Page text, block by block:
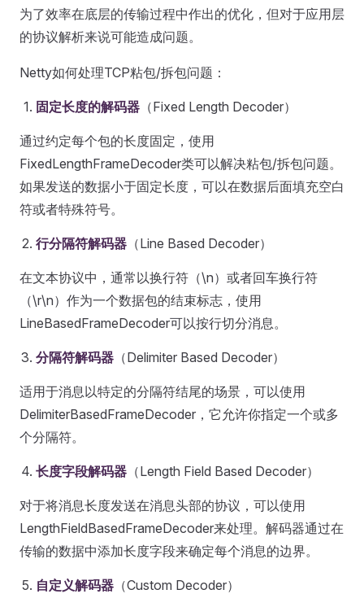
为了效率在底层的传输过程中作出的优化，但对于应用层
的协议解析来说可能造成问题。
Netty如何处理TCP粘包/拆包问题：
固定长度的解码器 （Fixed Length Decoder）
通过约定每个包的长度固定，使用
FixedLengthFrameDecoder类可以解决粘包/拆包问题。
如果发送的数据小于固定长度，可以在数据后面填充空白
符或者特殊符号。
行分隔符解码器 （Line Based Decoder）
在文本协议中，通常以换行符（\n）或者回车换行符
（\r\n）作为一个数据包的结束标志，使用
LineBasedFrameDecoder可以按行切分消息。
分隔符解码器 （Delimiter Based Decoder）
适用于消息以特定的分隔符结尾的场景，可以使用
DelimiterBasedFrameDecoder，它允许你指定一个或多
个分隔符。
长度字段解码器 （Length Field Based Decoder）
对于将消息长度发送在消息头部的协议，可以使用
LengthFieldBasedFrameDecoder来处理。解码器通过在
传输的数据中添加长度字段来确定每个消息的边界。
自定义解码器 （Custom Decoder）